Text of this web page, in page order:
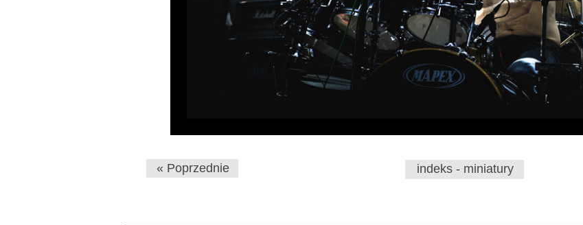
« Poprzednie indeks - miniatury